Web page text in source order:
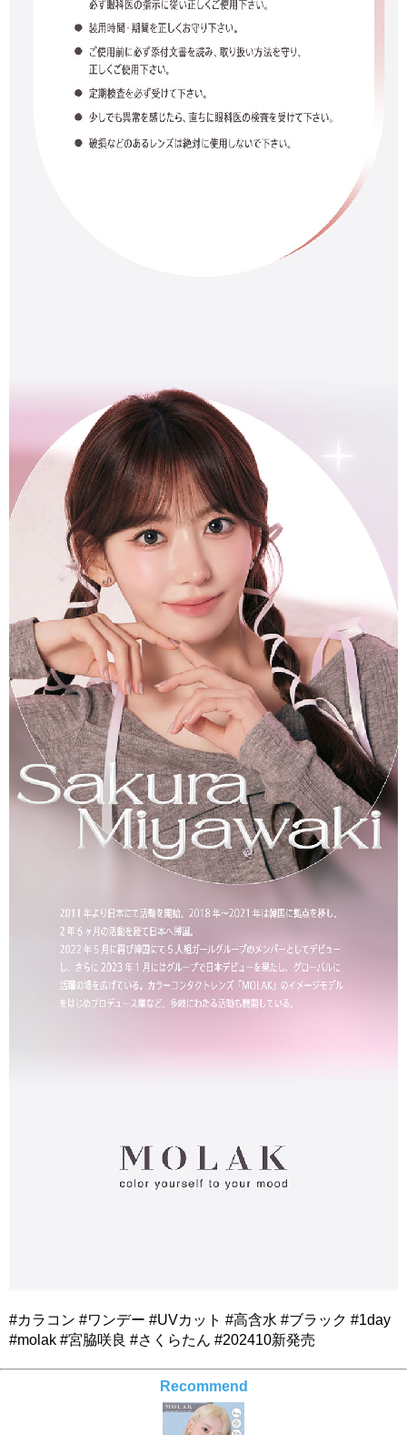
#カラコン #ワンデー #UVカット #高含水 #ブラック #1day
#molak #宮脇咲良 #さくらたん #202410新発売
Recommend